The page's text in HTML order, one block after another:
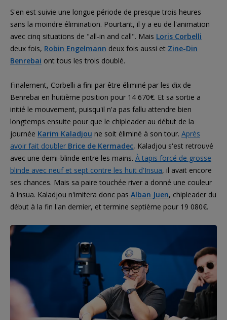
S'en est suivie une longue période de presque trois heures
sans la moindre élimination. Pourtant, il y a eu de l'animation
avec cinq situations de "all-in and call". Mais Loris Corbelli
deux fois, Robin Engelmann deux fois aussi et Zine-Din
Benrebai ont tous les trois doublé.
Finalement, Corbelli a fini par être éliminé par les dix de
Benrebai en huitième position pour 14 670€. Et sa sortie a
initié le mouvement, puisqu'il n'a pas fallu attendre bien
longtemps ensuite pour que le chipleader au début de la
journée Karim Kaladjou ne soit éliminé à son tour. Après
avoir fait doubler Brice de Kermadec, Kaladjou s'est retrouvé
avec une demi-blinde entre les mains. À tapis forcé de grosse
blinde avec neuf et sept contre les huit d'Insua, il avait encore
ses chances. Mais sa paire touchée river a donné une couleur
à Insua. Kaladjou n'imitera donc pas Alban Juen, chipleader du
début à la fin l'an dernier, et termine septième pour 19 080€.